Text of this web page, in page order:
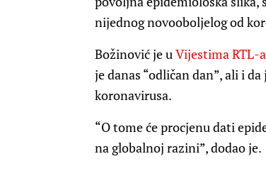
nijednog novooboljelog od
Božinović je uVijestima RTL-a
je danas “odličan dan”, ali i
koronavirusa.
“O tome će procjenu dati
na globalnoj razini”, dodao je.